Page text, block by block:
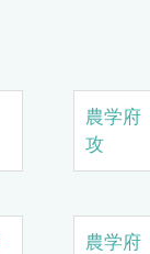
農学
攻
農学